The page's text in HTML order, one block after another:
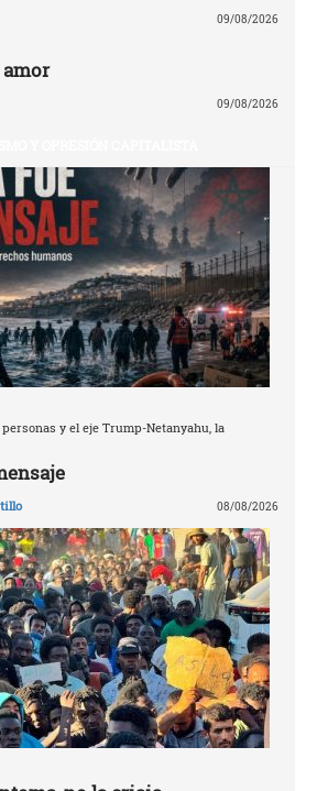
09/08/2026
09/08/2026
y el eje Trump-Netanyahu, la
08/08/2026